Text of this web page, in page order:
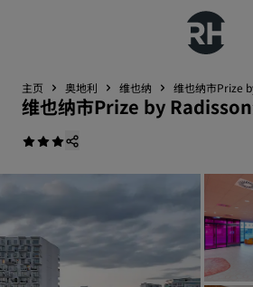
主页 奥地利 维也纳 维也纳市Prize
维也纳市Prize by